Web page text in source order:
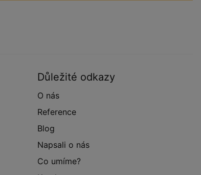
Důležité odkazy
O nás
Reference
Blog
Napsali o nás
Co umíme?